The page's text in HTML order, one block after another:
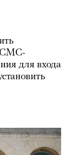
СМС-
для входа